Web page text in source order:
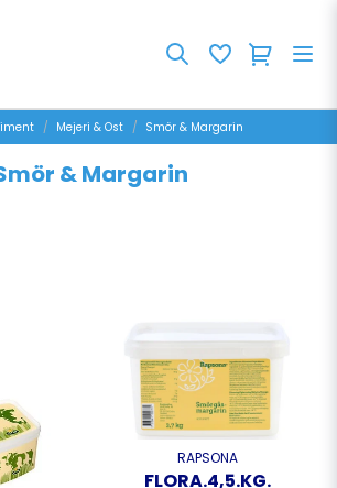
Mejeri & Ost Smör & Margarin
& Margarin
RAPSONA
FLORA.4,5.KG.